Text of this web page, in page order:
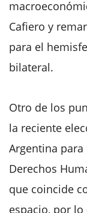
Cafiero y
para el
bilateral.
Otro de los
la reciente
Argentina
Derechos
que coincide
espacio, por